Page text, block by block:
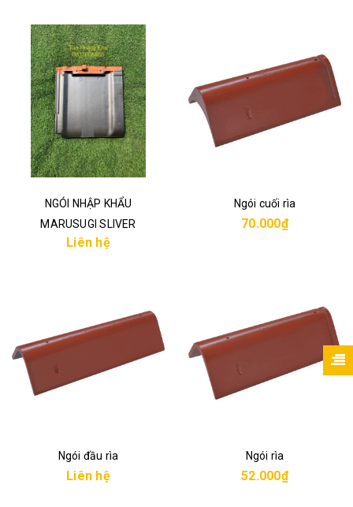
NGÓI NHẬP KHẨU
MARUSUGI SLIVER
BLACK
Liên hệ
Ngói cuối rìa
70.000₫
Ngói đầu rìa
Liên hệ
Ngói rìa
52.000₫